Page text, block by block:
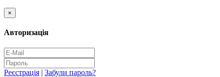
×
Авторизація
Реєстрація | Забули пароль?